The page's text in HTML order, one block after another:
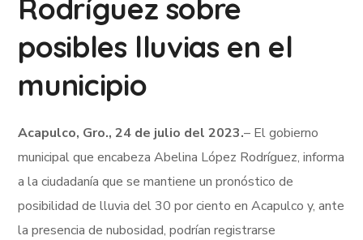
Rodríguez sobre
posibles lluvias en el
municipio
Acapulco, Gro., 24 de julio del 2023.– El gobierno
municipal que encabeza Abelina López Rodríguez, informa
a la ciudadanía que se mantiene un pronóstico de
posibilidad de lluvia del 30 por ciento en Acapulco y, ante
la presencia de nubosidad, podrían registrarse